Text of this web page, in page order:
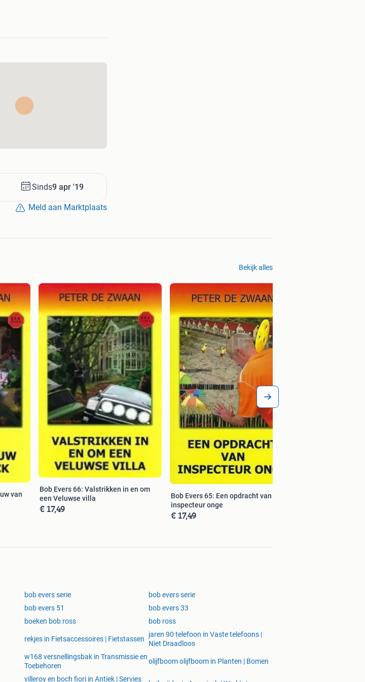
Sinds9 apr '19
Meld aan Marktplaats
Bekijk alles
van
Bob Evers 66: Valstrikken in en om
een Veluwse villa
€ 17,49
Bob Evers 65: Een opdracht van
inspecteur onge
€ 17,49
bob evers serie
bob evers serie
bob evers 51
bob evers 33
boeken bob ross bob ross
rekjes in Fietsaccessoires | Fietstassen
jaren 90 telefoon in Vaste telefoons |
Niet Draadloos
w168 versnellingsbak in Transmissie en
Toebehoren
olijfboom olijfboom in Planten | Bomen
villeroy en boch fiori in Antiek | Servies